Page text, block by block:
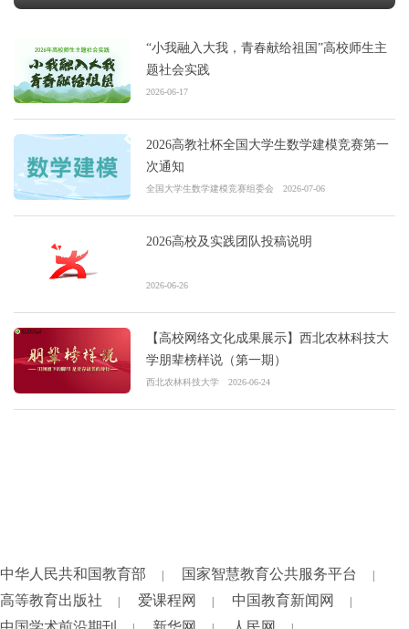
“小我融入大我，青春献给祖国”高校师生主
题社会实践
2026-06-17
2026高教社杯全国大学生数学建模竞赛第一
次通知
全国大学生数学建模竞赛组委会 2026-07-06
2026高校及实践团队投稿说明
2026-06-26
【高校网络文化成果展示】西北农林科技大
学朋辈榜样说（第一期）
西北农林科技大学 2026-06-24
中华人民共和国教育部 国家智慧教育公共服务平台
高等教育出版社 爱课程网 中国教育新闻网